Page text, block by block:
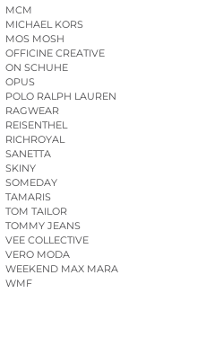
MCM
MICHAEL KORS
MOS MOSH
OFFICINE CREATIVE
ON SCHUHE
OPUS
POLO RALPH LAUREN
RAGWEAR
REISENTHEL
RICHROYAL
SANETTA
SKINY
SOMEDAY
TAMARIS
TOM TAILOR
TOMMY JEANS
VEE COLLECTIVE
VERO MODA
WEEKEND MAX MARA
WMF